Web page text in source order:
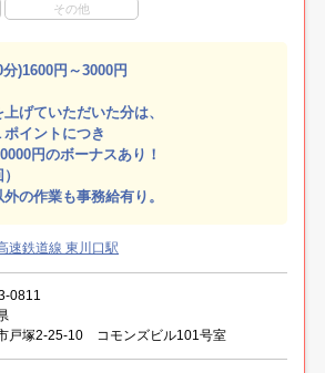
その他
)1600円～3000円
げていただいた分は、
ポイントにつき
円のボーナスあり！
の作業も事務給有り。
速鉄道線 東川口駅
0811
戸塚2-25-10 コモンズビル101号室